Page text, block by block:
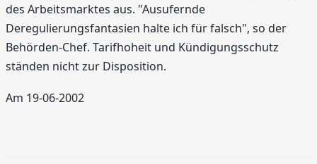
des Arbeitsmarktes aus. "Ausufernde
Deregulierungsfantasien halte ich für falsch", so der
Behörden-Chef. Tarifhoheit und Kündigungsschutz
ständen nicht zur Disposition.
Am 19-06-2002